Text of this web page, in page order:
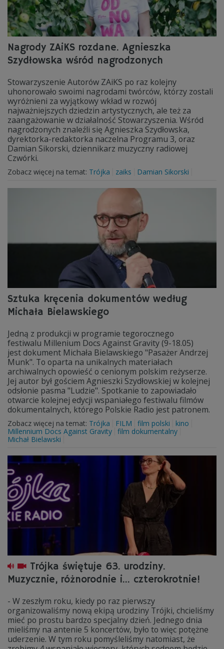
Nagrody ZAiKS rozdane. Agnieszka
Szydłowska wśród nagrodzonych
Stowarzyszenie Autorów ZAiKS po raz kolejny
uhonorowało swoimi nagrodami twórców, którzy zostali
wyróżnieni za wyjątkowy wkład w rozwój
najważniejszych dziedzin artystycznych, ale też za
zaangażowanie w działalność Stowarzyszenia. Wśród
nagrodzonych znaleźli się Agnieszka Szydłowska,
dyrektorka-redaktorka naczelna Programu 3, oraz
Damian Sikorski, dziennikarz muzyczny radiowej
Czwórki.
Zobacz więcej na temat: Trójka zaiks Damian Sikorski
Sztuka kręcenia dokumentów według
Michała Bielawskiego
Jedną z produkcji w programie tegorocznego
festiwalu Millenium Docs Against Gravity (9-18.05)
jest dokument Michała Bielawskiego "Pasażer Andrzej
Munk". To oparta na unikalnych materiałach
archiwalnych opowieść o cenionym polskim reżyserze.
Jej autor był gościem Agnieszki Szydłowskiej w kolejnej
odsłonie pasma "Ludzie". Spotkanie to zapowiadało
otwarcie kolejnej edycji wspaniałego festiwalu filmów
dokumentalnych, którego Polskie Radio jest patronem.
Zobacz więcej na temat: Trójka FILM film polski
kino
Millennium Docs Against Gravity film dokumentalny
Michał Bielawski
Trójka świętuje 63. urodziny.
Muzycznie, różnorodnie i... czterokrotnie!
- W zeszłym roku, kiedy po raz pierwszy
organizowaliśmy nową ekipą urodziny Trójki, chcieliśmy
mieć po prostu bardzo specjalny dzień. Jednego dnia
mieliśmy na antenie 5 koncertów, było to więc potężne
uderzenie. W tym roku pomyśleliśmy natomiast, że